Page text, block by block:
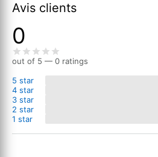
Avis clients
0
out of 5 — 0 ratings
5 star
4 star
3 star
2 star
1 star